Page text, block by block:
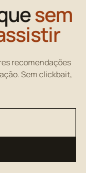
sem
recomendações
Sem clickbait,